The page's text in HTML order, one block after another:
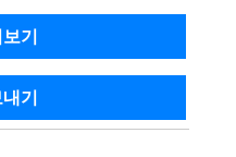
기
기